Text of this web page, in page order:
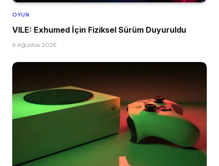
OYUN
VILE: Exhumed İçin Fiziksel Sürüm Duyuruldu
6 Ağustos 2026